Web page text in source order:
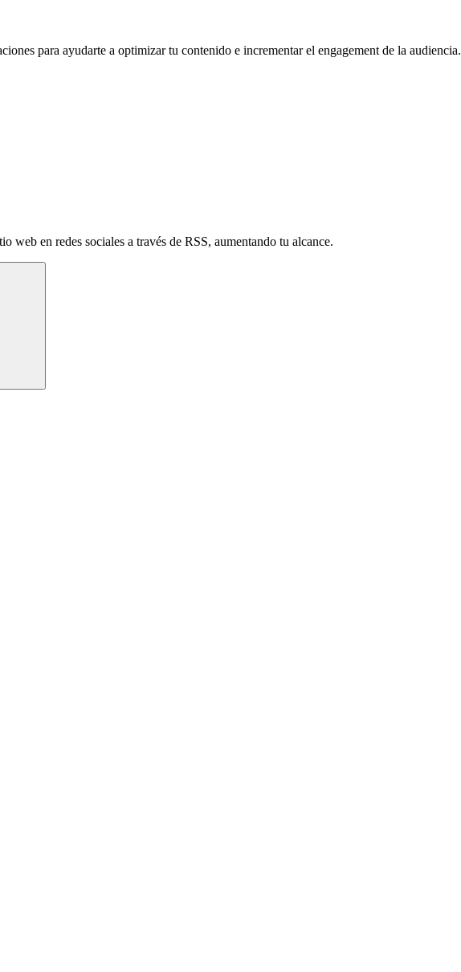
para ayudarte a optimizar tu contenido e incrementar el engagement de la audiencia.
web en redes sociales a través de RSS, aumentando tu alcance.